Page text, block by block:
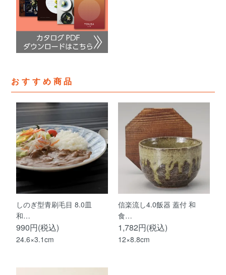
おすすめ商品
しのぎ型青刷毛目 8.0皿
和…
990円(税込)
24.6×3.1cm
信楽流し4.0飯器 蓋付 和
食…
1,782円(税込)
12×8.8cm